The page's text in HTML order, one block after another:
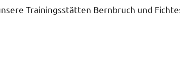
Trainingsstätten Bernbruch und